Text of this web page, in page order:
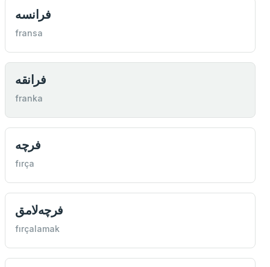
فرانسه
fransa
فرانقه
franka
فرچه
fırça
فرچه‌لامق
fırçalamak